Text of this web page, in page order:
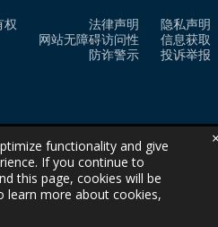
权
法律声明
隐私声明
网站无障碍访问性
信息获取
防诈警示
投诉举报
functionality and give
If you continue to
this page, cookies will be
learn more about cookies,